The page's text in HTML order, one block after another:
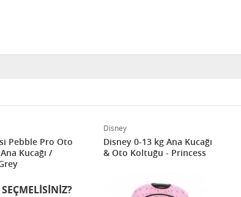
Pebble Pro Oto
Kucağı /
Disney
Disney 0-13 kg Ana Kucağı
& Oto Koltuğu - Princess